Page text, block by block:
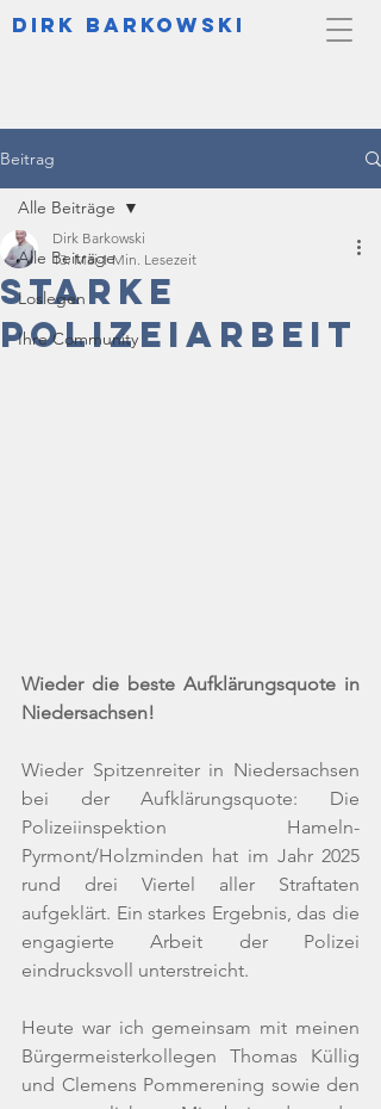
DIrk Barkowski
Beitrag
Alle Beiträge
Loslegen
Ihre Community
Alle Beiträge
Starke
Polizeiarbeit
Dirk Barkowski
13. Mai 1 Min. Lesezeit
Wieder die beste Aufklärungsquote in
Niedersachsen!
Wieder Spitzenreiter in Niedersachsen
bei der Aufklärungsquote: Die
Polizeiinspektion Hameln-
Pyrmont/Holzminden hat im Jahr 2025
rund drei Viertel aller Straftaten
aufgeklärt. Ein starkes Ergebnis, das die
engagierte Arbeit der Polizei
eindrucksvoll unterstreicht.
Heute war ich gemeinsam mit meinen
Bürgermeisterkollegen Thomas Küllig
und Clemens Pommerening sowie den